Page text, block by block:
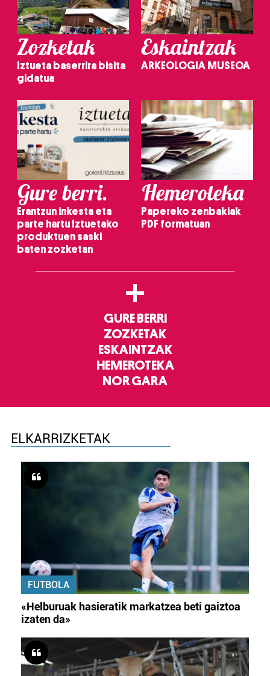
Zozketak
Iztueta baserrira bisita
gidatua
Eskaintzak
ARKEOLOGIA MUSEOA
Gure berri.
Erantzun inkesta eta
parte hartu Iztuetako
produktuen saski
baten zozketan
Hemeroteka
Papereko zenbakiak
PDF formatuan
+
GURE BERRI
ZOZKETAK
ESKAINTZAK
HEMEROTEKA
NOR GARA
ELKARRIZKETAK
FUTBOLA
«Helburuak hasieratik markatzea beti gaiztoa
izaten da»